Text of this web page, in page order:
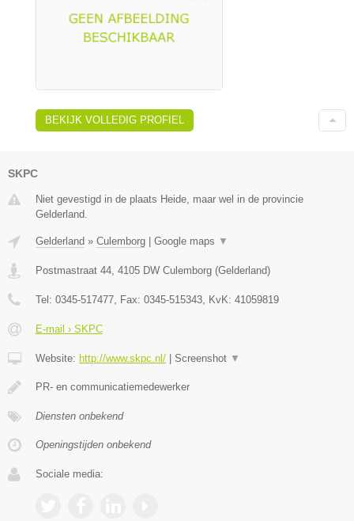
BEKIJK VOLLEDIG PROFIEL
SKPC
Niet gevestigd in de plaats Heide, maar wel in de provincie
Gelderland.
Gelderland » Culemborg Google maps ▼
Postmastraat 44, 4105 DW Culemborg (Gelderland)
Tel: 0345-517477, Fax: 0345-515343, KvK: 41059819
E-mail › SKPC
Website: http://www.skpc.nl/ Screenshot ▼
PR- en communicatiemedewerker
Diensten onbekend
Openingstijden onbekend
Sociale media: